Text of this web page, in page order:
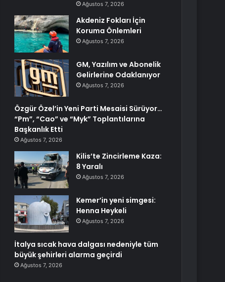
Ağustos 7, 2026
Akdeniz Fokları İçin
Koruma Önlemleri
Ağustos 7, 2026
GM, Yazılım ve Abonelik
Gelirlerine Odaklanıyor
Ağustos 7, 2026
Özgür Özel’in Yeni Parti Mesaisi Sürüyor…
“Pm”, “Cao” ve “Myk” Toplantılarına
Başkanlık Etti
Ağustos 7, 2026
Kilis’te Zincirleme Kaza:
8 Yaralı
Ağustos 7, 2026
Kemer’in yeni simgesi:
Henna Heykeli
Ağustos 7, 2026
İtalya sıcak hava dalgası nedeniyle tüm
büyük şehirleri alarma geçirdi
Ağustos 7, 2026